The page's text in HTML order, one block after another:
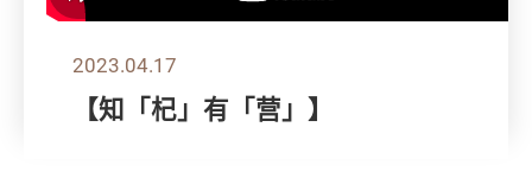
2023.04.17
【知「杞」有「营」】